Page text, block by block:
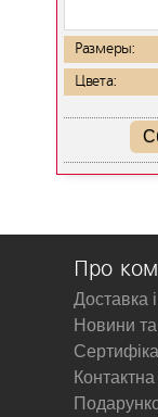
Размеры:
Цвета:
Про
Доставка
Новини та